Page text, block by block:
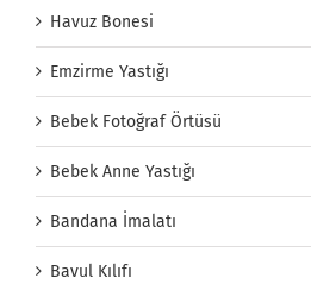
Havuz Bonesi
Emzirme Yastığı
Bebek Fotoğraf Örtüsü
Bebek Anne Yastığı
Bandana İmalatı
Bavul Kılıfı